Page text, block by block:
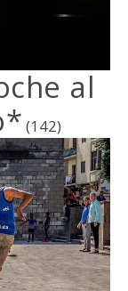
al
(142)